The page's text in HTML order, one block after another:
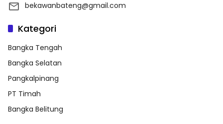
bekawanbateng@gmail.com
Kategori
Bangka Tengah
Bangka Selatan
Pangkalpinang
PT Timah
Bangka Belitung